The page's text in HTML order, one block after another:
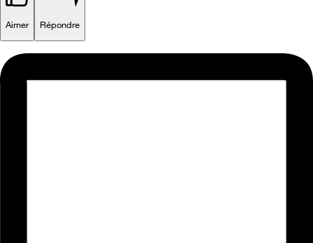
Aimer Répondre